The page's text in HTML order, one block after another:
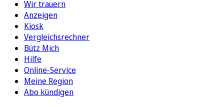
Wir trauern
Anzeigen
Kiosk
Vergleichsrechner
Bütz Mich
Hilfe
Online-Service
Meine Region
Abo kündigen